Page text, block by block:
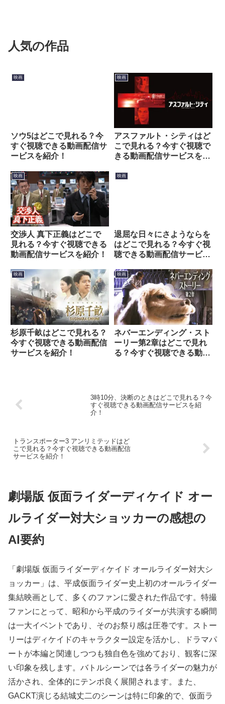
人気の作品
映画
ソウ5はどこで見れる？今
すぐ視聴できる動画配信サ
ービスを紹介！
映画
アスファルト・シティはど
こで見れる？今すぐ視聴で
きる動画配信サービスを紹
映画
交渉人 真下正義はどこで
見れる？今すぐ視聴できる
動画配信サービスを紹介！
映画
退屈な日々にさようならを
はどこで見れる？今すぐ視
聴できる動画配信サービス
映画
杉原千畝はどこで見れる？
今すぐ視聴できる動画配信
サービスを紹介！
映画
ネバーエンディング・スト
ーリー第2章はどこで見れ
る？今すぐ視聴できる動画
3時10分、決断のときはどこで見れる？今
すぐ視聴できる動画配信サービスを紹
介！
トランスポーター3 アンリミテッドはど
こで見れる？今すぐ視聴できる動画配信
サービスを紹介！
劇場版 仮面ライダーディケイド オー
ルライダー対大ショッカーの感想の
AI要約
「劇場版 仮面ライダーディケイド オールライダー対大シ
ョッカー」は、平成仮面ライダー史上初のオールライダー
集結映画として、多くのファンに愛された作品です。特撮
ファンにとって、昭和から平成のライダーが共演する瞬間
は一大イベントであり、そのお祭り感は圧巻です。ストー
リーはディケイドのキャラクター設定を活かし、ドラマパ
ートが本編と関連しつつも独自色を強めており、観客に深
い印象を残します。バトルシーンでは各ライダーの魅力が
活かされ、全体的にテンポ良く展開されます。また、
GACKT演じる結城丈二のシーンは特に印象的で、仮面ラ